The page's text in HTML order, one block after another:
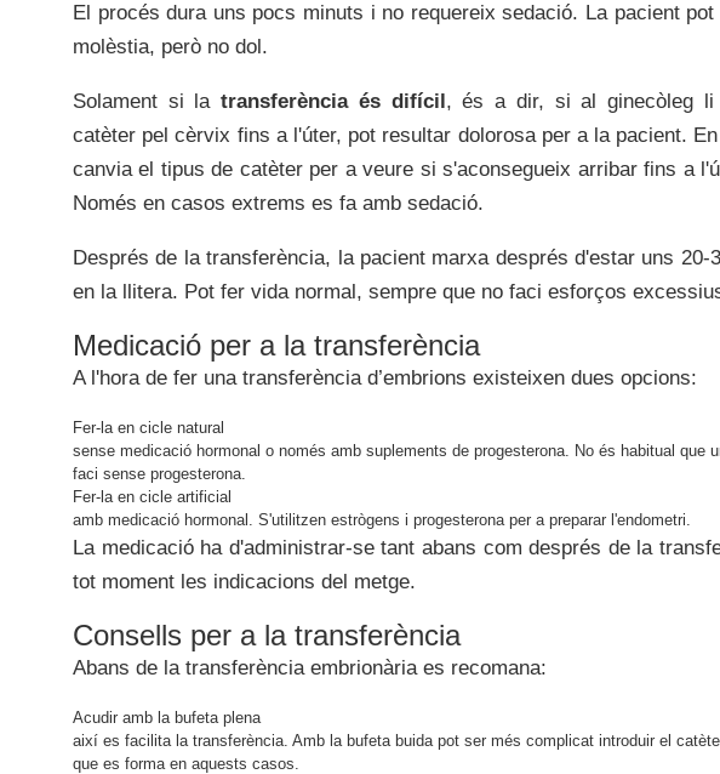
El procés dura uns pocs minuts i no requereix sedació. La pacient
molèstia, però no dol.
Solament si latransferència és difícil, és a dir, si al ginecòleg li
catèter pel cèrvix fins a l'úter, pot resultar dolorosa per a la pacient.
canvia el tipus de catèter per a veure si s'aconsegueix arribar fins a
Només en casos extrems es fa amb sedació.
Després de la transferència, la pacient marxa després d'estar uns 20-
en la llitera. Pot fer vida normal, sempre que no faci esforços
Medicació per a la transferència
A l'hora de fer una transferència d’embrions existeixen dues opcions:
Fer-la en cicle natural
sense medicació hormonal o només amb suplements de progesterona. No és habitual que
faci sense progesterona.
Fer-la en cicle artificial
amb medicació hormonal. S'utilitzen estrògens i progesterona per a preparar l'endometri.
La medicació ha d'administrar-se tant abans com després de la
tot moment les indicacions del metge.
Consells per a la transferència
Abans de la transferència embrionària es recomana:
Acudir amb la bufeta plena
així es facilita la transferència. Amb la bufeta buida pot ser més complicat introduir el
que es forma en aquests casos.